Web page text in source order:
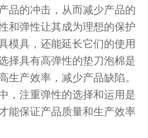
品的冲击，从而减少产品的
和弹性让其成为理想的保护
模具，还能延长它们的使用
择具有高弹性的垫刀泡棉是
生产效率，减少产品缺陷。
，注重弹性的选择和运用是
能保证产品质量和生产效率